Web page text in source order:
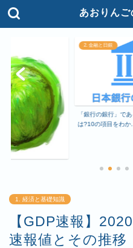
あおりん
2. 金融と日銀
「銀行の銀行」で
は?10の項目をわか...
1. 経済と基礎知識
【GDP速報】
速報値とその推移